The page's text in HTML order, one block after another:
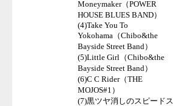
Moneymaker（POWER
HOUSE BLUES BAND）
(4)Take You To
Yokohama（Chibo&the
Bayside Street Band）
(5)Little Girl（Chibo&the
Bayside Street Band）
(6)C C Rider（THE
MOJOS#1）
(7)黒ツヤ消しのスピードス